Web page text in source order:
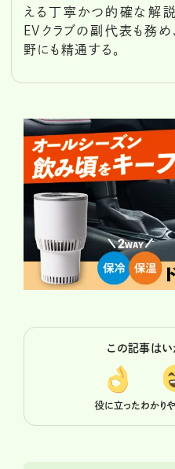
える丁寧かつ的確な解
EVクラブの副代表も務
野にも精通する。
この記事はい
役に立ったわかり